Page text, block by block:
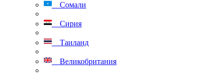
Сомали
Сирия
Таиланд
Великобритания